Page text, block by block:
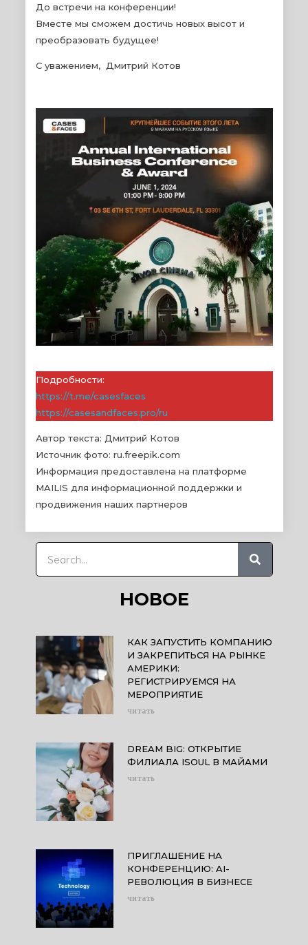
До встречи на конференции!
Вместе мы сможем достичь новых высот и
преобразовать будущее!
С уважением, Дмитрий Котов
Подробности:
https://t.me/casesfaces
https://casesandfaces.pro/ru
Автор текста: Дмитрий Котов
Источник фото: ru.freepik.com
Информация предоставлена на платформе
MAILIS для информационной поддержки и
продвижения наших партнеров
НОВОЕ
КАК ЗАПУСТИТЬ КОМПАНИЮ
И ЗАКРЕПИТЬСЯ НА РЫНКЕ
АМЕРИКИ:
РЕГИСТРИРУЕМСЯ НА
МЕРОПРИЯТИЕ
читать
DREAM BIG: ОТКРЫТИЕ
ФИЛИАЛА ISOUL В МАЙАМИ
читать
ПРИГЛАШЕНИЕ НА
КОНФЕРЕНЦИЮ: AI-
РЕВОЛЮЦИЯ В БИЗНЕСЕ
читать